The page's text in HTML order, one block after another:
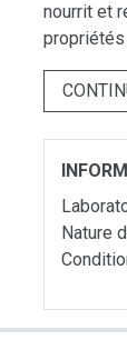
nourrit et
propriétés
Nature